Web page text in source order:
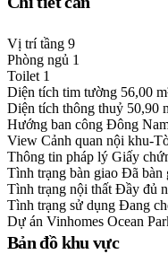
Vị trí tầng 9
Phòng ngủ 1
Toilet 1
Diện tích tim tường 56,00
Diện tích thông thuỷ 50,90
Hướng ban công Đông
View Cảnh quan nội khu-
Thông tin pháp lý Giấy
Tình trạng bàn giao Đã bàn
Tình trạng nội thất Đầy đủ
Tình trạng sử dụng Đang
Dự án Vinhomes Ocean
Bản đồ khu vực